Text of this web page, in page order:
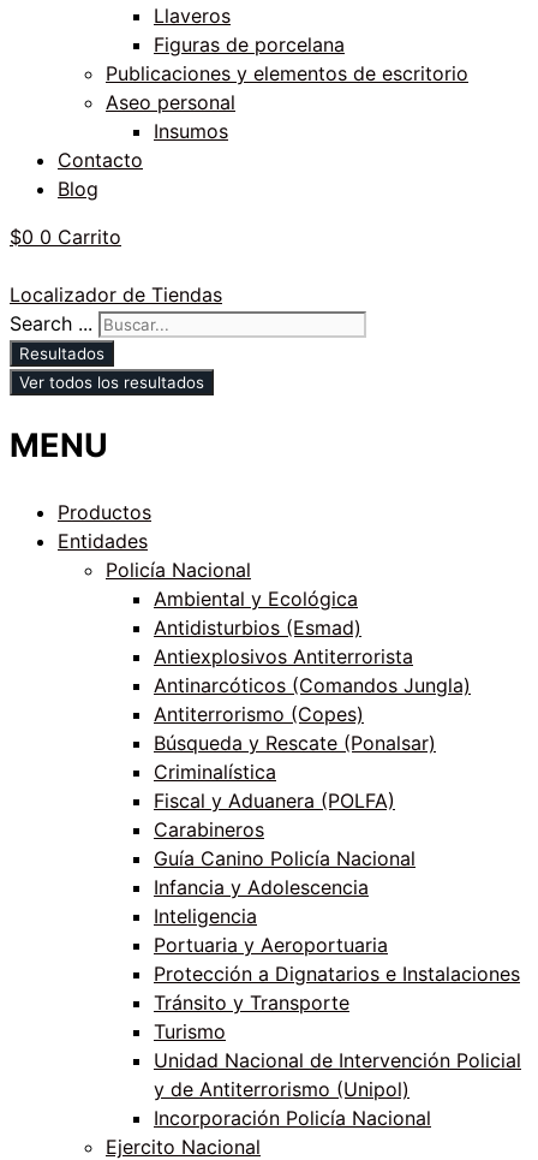
Llaveros
Figuras de porcelana
Publicaciones y elementos de escritorio
Aseo personal
Insumos
Contacto
Blog
$0 0 Carrito
Localizador de Tiendas
Search ...
Resultados
Ver todos los resultados
MENU
Productos
Entidades
Policía Nacional
Ambiental y Ecológica
Antidisturbios (Esmad)
Antiexplosivos Antiterrorista
Antinarcóticos (Comandos Jungla)
Antiterrorismo (Copes)
Búsqueda y Rescate (Ponalsar)
Criminalística
Fiscal y Aduanera (POLFA)
Carabineros
Guía Canino Policía Nacional
Infancia y Adolescencia
Inteligencia
Portuaria y Aeroportuaria
Protección a Dignatarios e Instalaciones
Tránsito y Transporte
Turismo
Unidad Nacional de Intervención Policial
y de Antiterrorismo (Unipol)
Incorporación Policía Nacional
Ejercito Nacional